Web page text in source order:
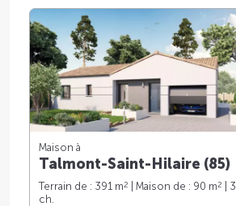
Maison à
Talmont-Saint-Hilaire (85)
Terrain de : 391 m2 | Maison de : 90 m2
| 3
ch.